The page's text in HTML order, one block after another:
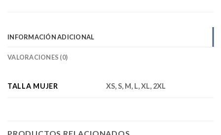
INFORMACIÓN ADICIONAL
VALORACIONES (0)
TALLA MUJER XS, S, M, L, XL, 2XL